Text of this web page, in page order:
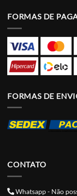
FORMAS DE
FORMAS DE
CONTATO
Whatsapp - Não